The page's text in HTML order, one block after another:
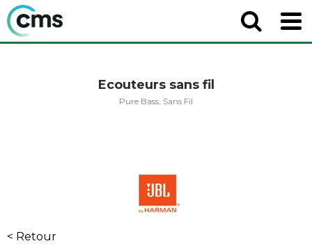
Ecouteurs sans fil
Pure Bass, Sans Fil
< Retour